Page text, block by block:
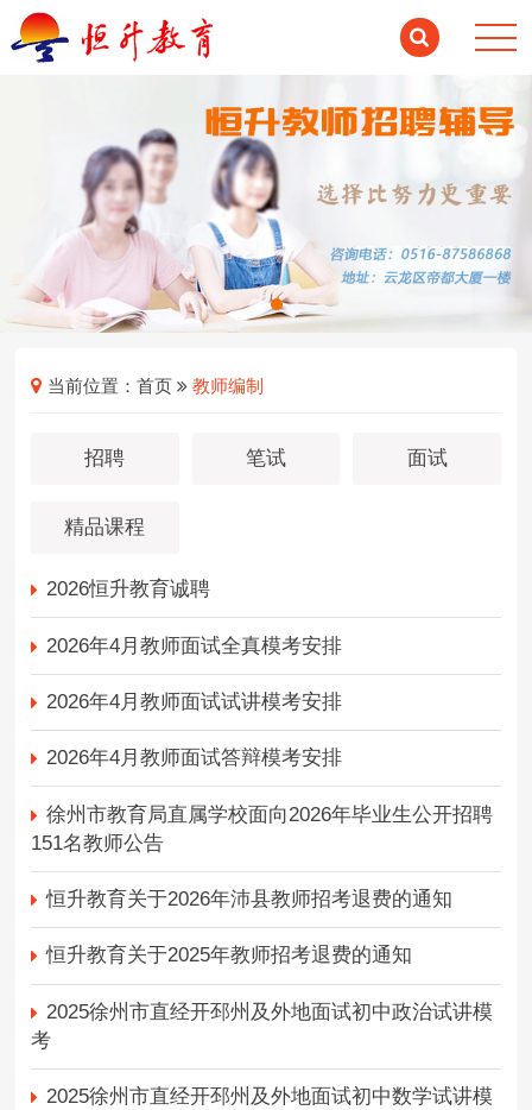
当前位置：首页 教师编制
招聘 笔试 面试
精品课程
2026恒升教育诚聘
2026年4月教师面试全真模考安排
2026年4月教师面试试讲模考安排
2026年4月教师面试答辩模考安排
徐州市教育局直属学校面向2026年毕业生公开招聘
151名教师公告
恒升教育关于2026年沛县教师招考退费的通知
恒升教育关于2025年教师招考退费的通知
2025徐州市直经开邳州及外地面试初中政治试讲模
考
2025徐州市直经开邳州及外地面试初中数学试讲模